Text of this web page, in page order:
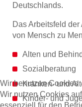
Deutschlands.
Das Arbeitsfeld
von Mensch zu
Alten und
Sozialberatung
Kranken- und
Kinder- und
Wir benutzen Cookies
Wir nutzen Cookies
essenziell für den